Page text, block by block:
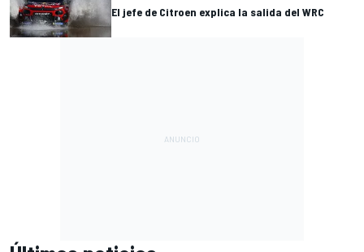
El jefe de Citroen explica la salida del WRC